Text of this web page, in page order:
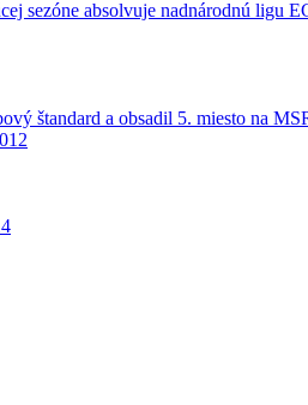
sezóne absolvuje nadnárodnú ligu
štandard a obsadil 5. miesto na